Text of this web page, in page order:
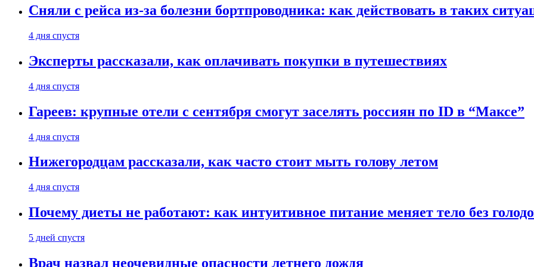
Сняли с рейса из-за болезни бортпроводника: как действовать в таких
4 дня спустя
Эксперты рассказали, как оплачивать покупки в путешествиях
4 дня спустя
Гареев: крупные отели с сентября смогут заселять россиян по ID в “Максе”
4 дня спустя
Нижегородцам рассказали, как часто стоит мыть голову летом
4 дня спустя
Почему диеты не работают: как интуитивное питание меняет тело без
5 дней спустя
Врач назвал неочевидные опасности летнего дождя